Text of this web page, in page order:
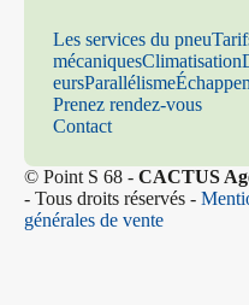
Les services du pneu
mécaniquesClimatisation
eursParallélisme
Prenez rendez-vous
Contact
© Point S 68 - CACTUS
- Tous droits réservés -
générales de vente